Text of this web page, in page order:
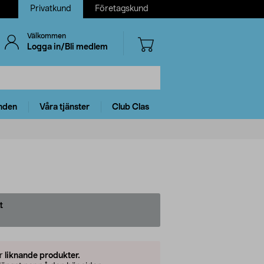
Privatkund Företagskund
Välkommen
Logga in/Bli medlem
Våra tjänster Club Clas
liknande produkter.